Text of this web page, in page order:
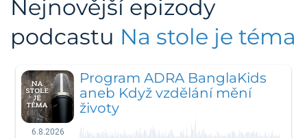
Nejnovější epizody
podcastu Na stole je téma
6.8.2026
Program ADRA BanglaKids
aneb Když vzdělání mění
životy